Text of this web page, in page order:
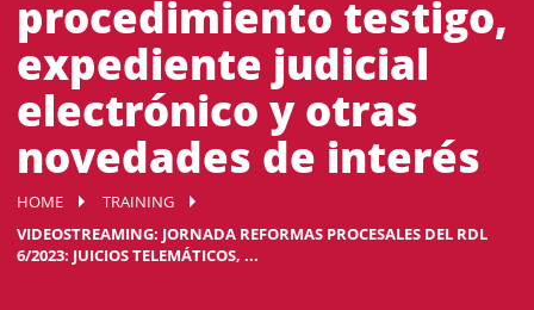
procedimiento testigo,
expediente judicial
electrónico y otras
novedades de interés
HOME
TRAINING
VIDEOSTREAMING: JORNADA REFORMAS PROCESALES DEL RDL
6/2023: JUICIOS TELEMÁTICOS, ...